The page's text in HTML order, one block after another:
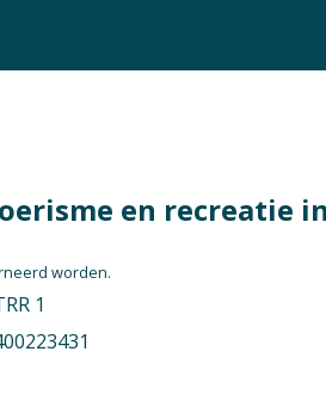
en recreatie
worden.
1